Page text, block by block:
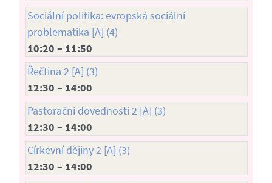
Sociální politika: evropská sociální
problematika [A] (4)
10:20 – 11:50
Řečtina 2 [A] (3)
12:30 – 14:00
Pastorační dovednosti 2 [A] (3)
12:30 – 14:00
Církevní dějiny 2 [A] (3)
12:30 – 14:00